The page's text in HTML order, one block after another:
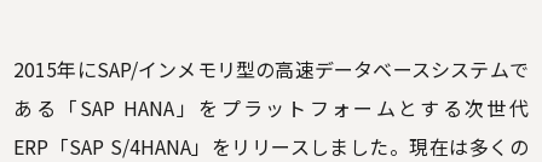
2015年にSAP/インメモリ型の高速データベースシステムで
ある「SAP HANA」をプラットフォームとする次世代
ERP「SAP S/4HANA」をリリースしました。現在は多くの